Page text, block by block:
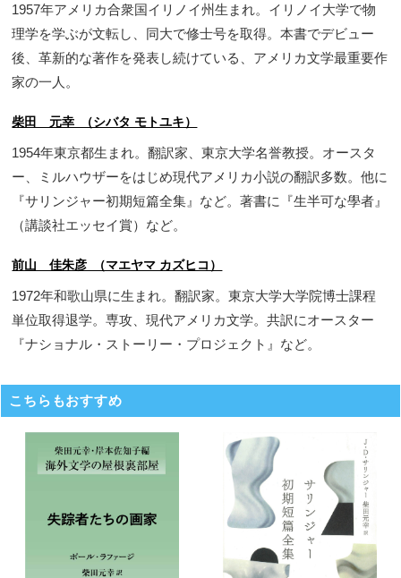
1957年アメリカ合衆国イリノイ州生まれ。イリノイ大学で物
理学を学ぶが文転し、同大で修士号を取得。本書でデビュー
後、革新的な著作を発表し続けている、アメリカ文学最重要作
家の一人。
柴田 元幸 （シバタ モトユキ）
1954年東京都生まれ。翻訳家、東京大学名誉教授。オースタ
ー、ミルハウザーをはじめ現代アメリカ小説の翻訳多数。他に
『サリンジャー初期短篇全集』など。著書に『生半可な學者』
（講談社エッセイ賞）など。
前山 佳朱彦 （マエヤマ カズヒコ）
1972年和歌山県に生まれ。翻訳家。東京大学大学院博士課程
単位取得退学。専攻、現代アメリカ文学。共訳にオースター
『ナショナル・ストーリー・プロジェクト』など。
こちらもおすすめ